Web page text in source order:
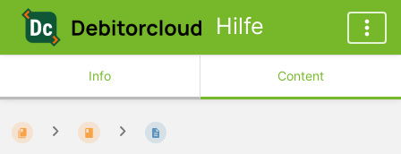
Hilfe
Info Content